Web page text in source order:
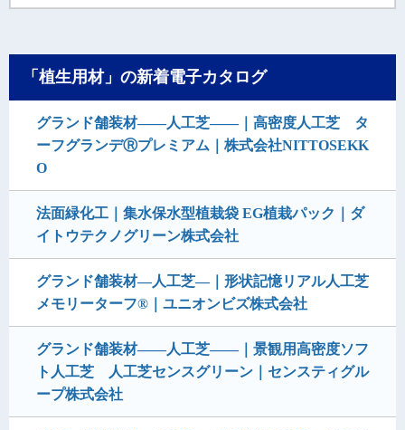
「植生用材」の新着電子カタログ
グランド舗装材――人工芝―—｜高密度人工芝 タ
ーフグランデⓇプレミアム｜株式会社NITTOSEKK
O
法面緑化工｜集水保水型植栽袋 EG植栽パック｜ダ
イトウテクノグリーン株式会社
グランド舗装材―人工芝―｜形状記憶リアル人工芝
メモリーターフ®｜ユニオンビズ株式会社
グランド舗装材――人工芝――｜景観用高密度ソフ
ト人工芝 人工芝センスグリーン｜センスティグル
ープ株式会社